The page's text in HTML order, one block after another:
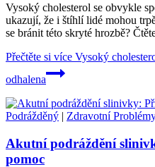
Vysoký cholesterol se obvykle
ukazují, že i štíhlí lidé mohou
se bránit této skryté hrozbě?
Přečtěte si více Vysoký
odhalena
Podrážděný | Zdravotní
Akutní podráždění
pomoc